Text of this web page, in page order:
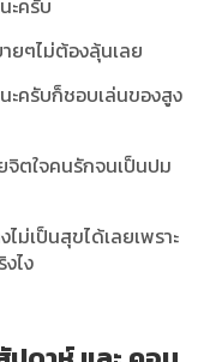
ะครับ
ายๆไม่ต้องลุ้นเลย
ะครับก็ชอบเล่นของสูง
จิตใจคนรักจนเป็นปม
ม่เป็นสุขได้เลยเพราะ
ไง